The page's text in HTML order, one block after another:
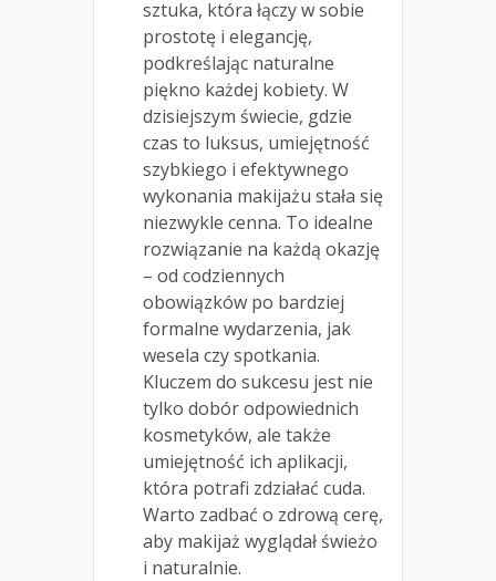
sztuka, która łączy w sobie
prostotę i elegancję,
podkreślając naturalne
piękno każdej kobiety. W
dzisiejszym świecie, gdzie
czas to luksus, umiejętność
szybkiego i efektywnego
wykonania makijażu stała się
niezwykle cenna. To idealne
rozwiązanie na każdą okazję
– od codziennych
obowiązków po bardziej
formalne wydarzenia, jak
wesela czy spotkania.
Kluczem do sukcesu jest nie
tylko dobór odpowiednich
kosmetyków, ale także
umiejętność ich aplikacji,
która potrafi zdziałać cuda.
Warto zadbać o zdrową cerę,
aby makijaż wyglądał świeżo
i naturalnie.